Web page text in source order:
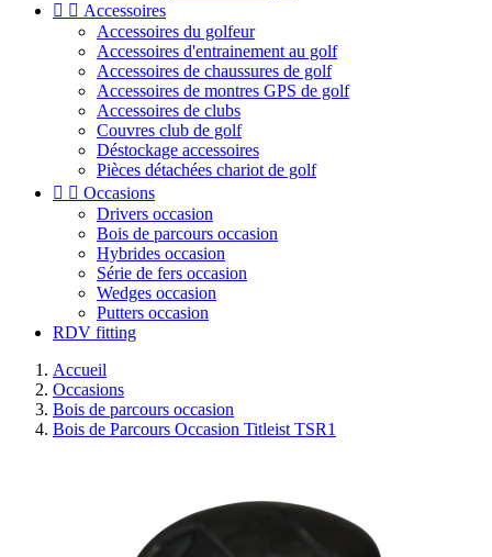
  Accessoires
Accessoires du golfeur
Accessoires d'entrainement au golf
Accessoires de chaussures de golf
Accessoires de montres GPS de golf
Accessoires de clubs
Couvres club de golf
Déstockage accessoires
Pièces détachées chariot de golf
  Occasions
Drivers occasion
Bois de parcours occasion
Hybrides occasion
Série de fers occasion
Wedges occasion
Putters occasion
RDV fitting
Accueil
Occasions
Bois de parcours occasion
Bois de Parcours Occasion Titleist TSR1